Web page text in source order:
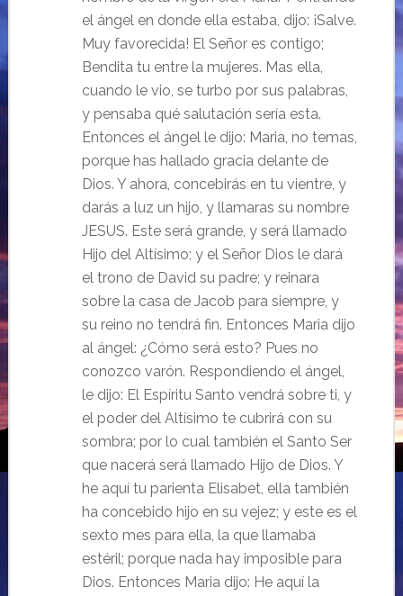
el ángel en donde ella estaba, dijo: ¡Salve.
Muy favorecida! El Señor es contigo;
Bendita tu entre la mujeres. Mas ella,
cuando le vio, se turbo por sus palabras,
y pensaba qué salutación sería esta.
Entonces el ángel le dijo: Maria, no temas,
porque has hallado gracia delante de
Dios. Y ahora, concebirás en tu vientre, y
darás a luz un hijo, y llamaras su nombre
JESUS. Este será grande, y será llamado
Hijo del Altísimo; y el Señor Dios le dará
el trono de David su padre; y reinara
sobre la casa de Jacob para siempre, y
su reino no tendrá fin. Entonces Maria dijo
al ángel: ¿Cómo será esto? Pues no
conozco varón. Respondiendo el ángel,
le dijo: El Espíritu Santo vendrá sobre ti, y
el poder del Altísimo te cubrirá con su
sombra; por lo cual también el Santo Ser
que nacerá será llamado Hijo de Dios. Y
he aquí tu parienta Elisabet, ella también
ha concebido hijo en su vejez; y este es el
sexto mes para ella, la que llamaba
estéril; porque nada hay imposible para
Dios. Entonces Maria dijo: He aquí la